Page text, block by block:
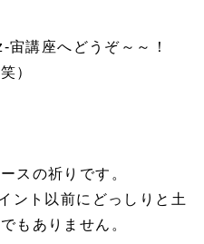
講座へどうぞ～～！
）
スの祈りです。
ント以前にどっしりと土
もありません。